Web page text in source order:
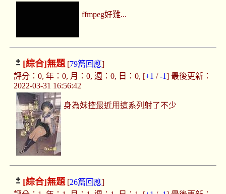
ffmpeg好難...
[綜合]無題[79篇回應]
評分：0, 年：0, 月：0, 週：0, 日：0, [+1 /-1] 最後更新：
2022-03-31 16:56:42
身為妹控最近用這系列射了不少
[綜合]無題[26篇回應]